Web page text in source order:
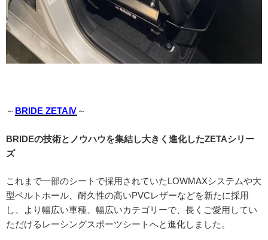
～ BRIDE ZETAⅣ ～
BRIDEの技術とノウハウを集結し大きく進化したZETAシリー
ズ
これまで一部のシートで採用されていたLOWMAXシステムや大
型ベルトホール、耐久性の高いPVCレザーなどを新たに採用
し、より幅広い車種、幅広いカテゴリーで、長くご愛用してい
ただけるレーシングスポーツシートへと進化しました。